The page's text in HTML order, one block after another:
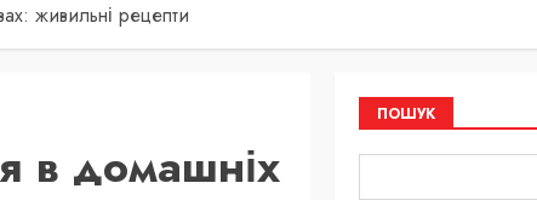
живильні рецепти
в домашніх
ПОШУК